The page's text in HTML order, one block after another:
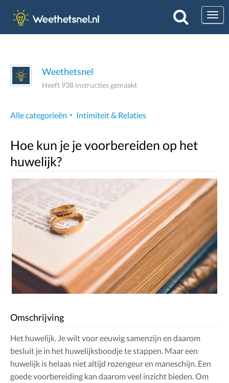
Weethetsnel
Heeft 938 instructies gemaakt
Alle categorieën Intimiteit & Relaties
Hoe kun je je voorbereiden op het
huwelijk?
Omschrijving
Het huwelijk. Je wilt voor eeuwig samenzijn en daarom
besluit je in het huwelijksboodje te stappen. Maar een
huwelijk is helaas niet altijd rozengeur en maneschijn. Een
goede voorbereiding kan daarom veel inzicht bieden. Om